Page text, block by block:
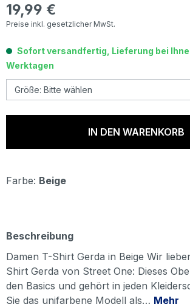
Regulärer Preis:
19,99 €
Preise inkl. gesetzlicher MwSt.
Sofort versandfertig, Lieferung bei
Werktagen
IN DEN WARENKORB
Farbe: Beige
Beschreibung
Damen T-Shirt Gerda in Beige Wir
Shirt Gerda von Street One: Dieses
den Basics und gehört in jeden
Sie das unifarbene Modell als… Mehr